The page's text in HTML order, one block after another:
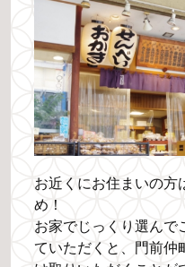
お近くにお住まいの方
め！
お家でじっくり選んで
ていただくと、門前仲